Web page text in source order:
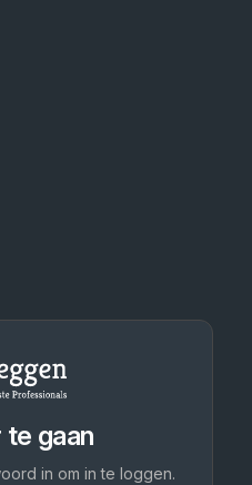
te gaan
in om in te loggen.